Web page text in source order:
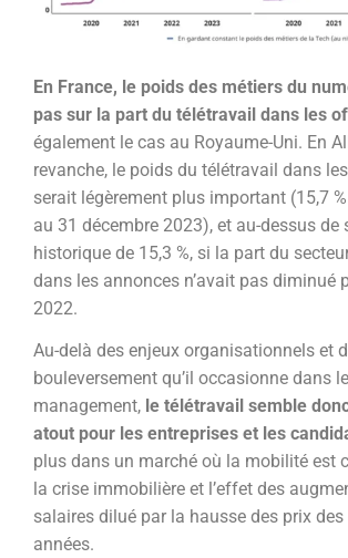
En France, le poids des métiers du
pas sur la part du télétravail dans les
également le cas au Royaume-Uni. En
revanche, le poids du télétravail dans
serait légèrement plus important (15,7
au 31 décembre 2023), et au-dessus de
historique de 15,3 %, si la part du
dans les annonces n’avait pas diminué
2022.
Au-delà des enjeux organisationnels et
bouleversement qu’il occasionne dans
management, le télétravail semble
atout pour les entreprises et les
plus dans un marché où la mobilité est
la crise immobilière et l’effet des
salaires dilué par la hausse des prix des
années.